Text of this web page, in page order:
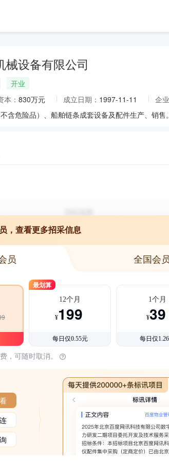
械设备有限公司
开业
本： 830万元 成立日期： 1997-11-11 企
含危险品）、船舶链条成套设备及配件生产、销售。
，查看更多招采信息
员 全国会员
最划算
12个月
¥199
每日仅0.55元
1个月
¥39
每日仅
，可随时取消。